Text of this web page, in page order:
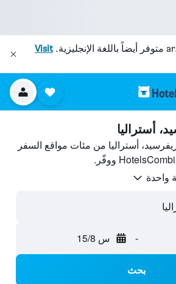
متوفر أيضاً باللغة الإنجليزية.Visit
أستراليا
أستراليا من مئات مواقع السفر
- س 15/8
بحث